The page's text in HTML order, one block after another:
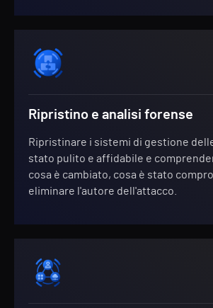
Ripristino e analisi forense
Ripristinare i sistemi di gestione
stato pulito e affidabile e
cosa è cambiato, cosa è stato
eliminare l'autore dell'attacco.